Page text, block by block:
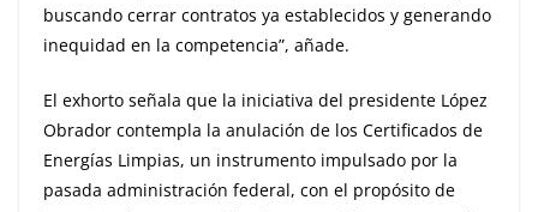
buscando cerrar contratos ya establecidos y generando
inequidad en la competencia”, añade.
El exhorto señala que la iniciativa del presidente López
Obrador contempla la anulación de los Certificados de
Energías Limpias, un instrumento impulsado por la
pasada administración federal, con el propósito de